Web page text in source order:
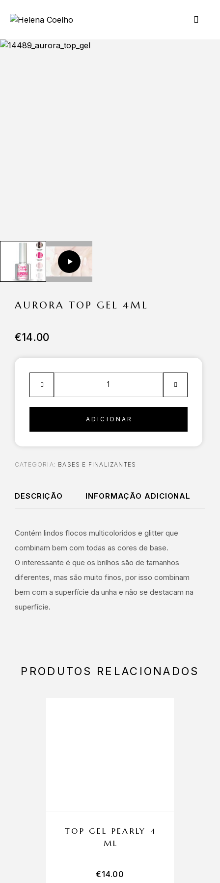
AURORA TOP GEL 4ML
€14.00
ADICIONAR
CATEGORIA: BASES E FINALIZANTES
DESCRIÇÃO INFORMAÇÃO ADICIONAL
Contém lindos flocos multicoloridos e glitter que
combinam bem com todas as cores de base.
O interessante é que os brilhos são de tamanhos
diferentes, mas são muito finos, por isso combinam
bem com a superfície da unha e não se destacam na
superfície.
PRODUTOS RELACIONADOS
TOP GEL PEARLY 4
ML
€14.00